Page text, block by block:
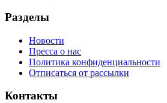
Разделы
Новости
Пресса о нас
Политика конфиденциальности
Отписаться от рассылки
Контакты